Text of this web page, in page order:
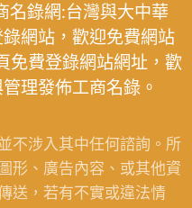
名錄網:台灣與大中華
網站，歡迎免費網站
免費登錄網站網址，歡
理發佈工商名錄。
不涉入其中任何諮詢。所
形、廣告內容、或其他資
送，若有不實或違法情